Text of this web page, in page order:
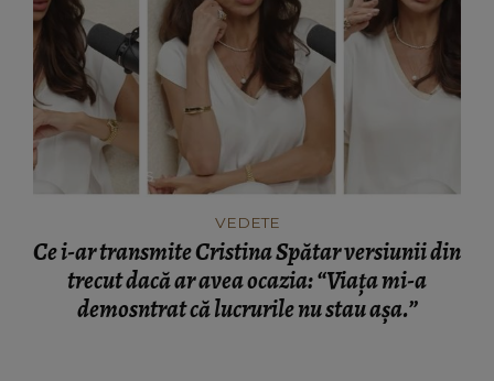
VEDETE
Ce i-ar transmite Cristina Spătar versiunii din
trecut dacă ar avea ocazia: “Viața mi-a
demosntrat că lucrurile nu stau așa.”